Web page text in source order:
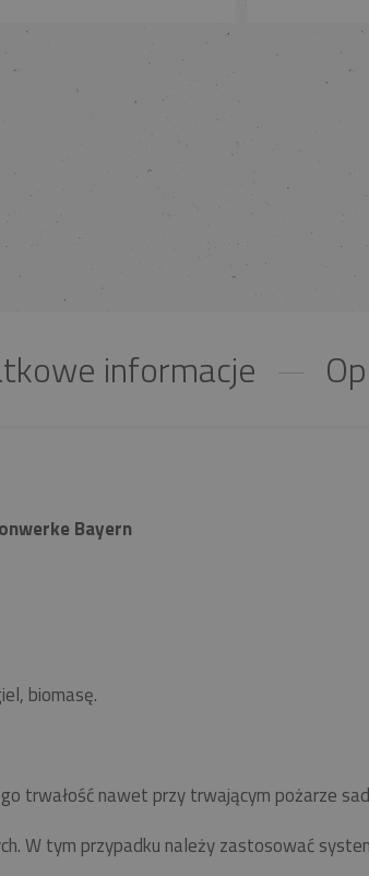
informacje
Bayern
biomasę.
trwałość nawet przy trwającym pożarze
W tym przypadku należy zastosować